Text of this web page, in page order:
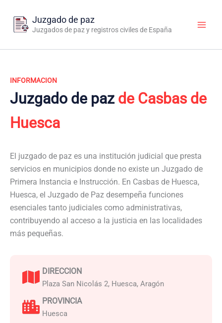
contenido
Juzgado de paz
Juzgados de paz y registros civiles de España
INFORMACION
Juzgado de paz de Casbas de
Huesca
El juzgado de paz es una institución judicial que presta
servicios en municipios donde no existe un Juzgado de
Primera Instancia e Instrucción. En Casbas de Huesca,
Huesca, el Juzgado de Paz desempeña funciones
esenciales tanto judiciales como administrativas,
contribuyendo al acceso a la justicia en las localidades
más pequeñas.
DIRECCION
Plaza San Nicolás 2, Huesca, Aragón
PROVINCIA
Huesca